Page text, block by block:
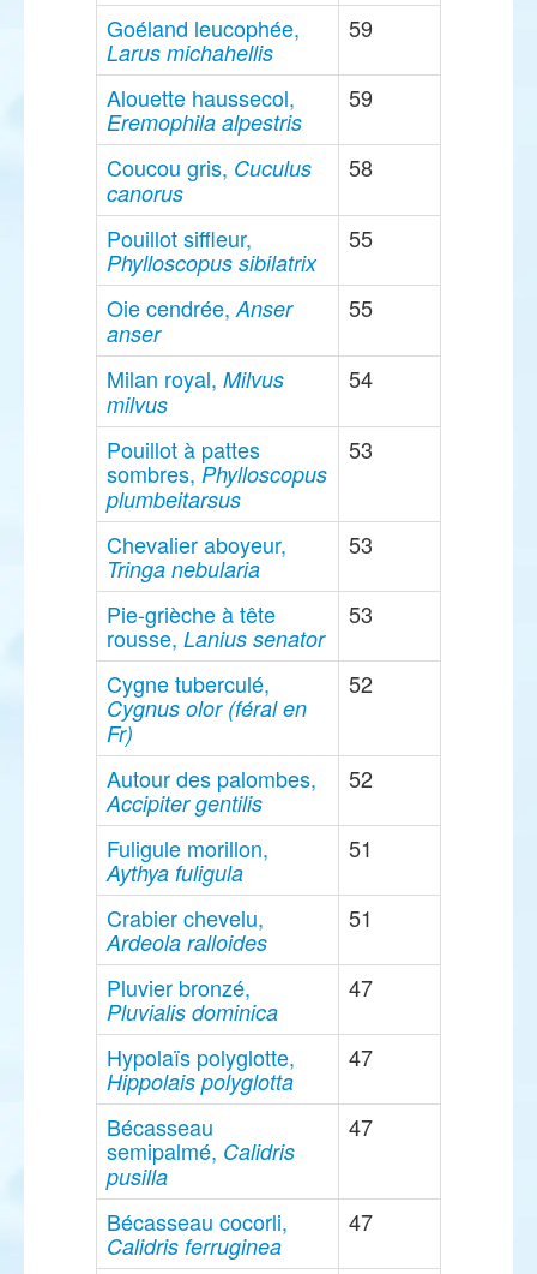
Goéland leucophée,
Larus michahellis
59
Alouette haussecol,
Eremophila alpestris
59
Coucou gris, Cuculus
canorus
58
Pouillot siffleur,
Phylloscopus sibilatrix
55
Oie cendrée,Anser
anser
55
Milan royal, Milvus
milvus
54
Pouillot à pattes
sombres, Phylloscopus
plumbeitarsus
53
Chevalier aboyeur,
Tringa nebularia
53
Pie-grièche à tête
rousse, Lanius senator
53
Cygne tuberculé,
Cygnus olor (féral en
Fr)
52
Autour des palombes,
Accipiter gentilis
52
Fuligule morillon,
Aythya fuligula
51
Crabier chevelu,
Ardeola ralloides
51
Pluvier bronzé,
Pluvialis dominica
47
Hypolaïs polyglotte,
Hippolais polyglotta
47
Bécasseau
semipalmé, Calidris
pusilla
47
Bécasseau cocorli,
Calidris ferruginea
47